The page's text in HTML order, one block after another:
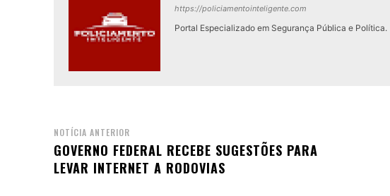
https://policiamentointeligente.com
Portal Especializado em Segurança Pública e Política.
NOTÍCIA ANTERIOR
GOVERNO FEDERAL RECEBE SUGESTÕES PARA
LEVAR INTERNET A RODOVIAS